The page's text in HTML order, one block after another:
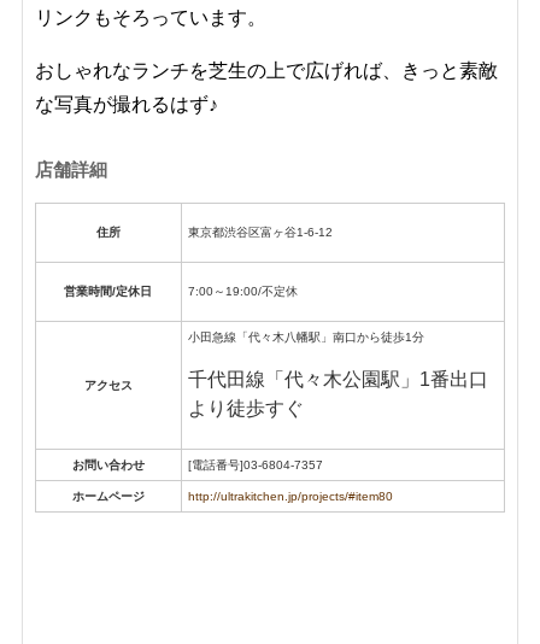
リンクもそろっています。
おしゃれなランチを芝生の上で広げれば、きっと素敵
な写真が撮れるはず♪
店舗詳細
住所 東京都渋谷区富ヶ谷1-6-12
営業時間/定休日 7:00～19:00/不定休
アクセス
小田急線「代々木八幡駅」南口から徒歩1分
千代田線「代々木公園駅」1番出口
より徒歩すぐ
お問い合わせ [電話番号]03-6804-7357
ホームページ http://ultrakitchen.jp/projects/#item80